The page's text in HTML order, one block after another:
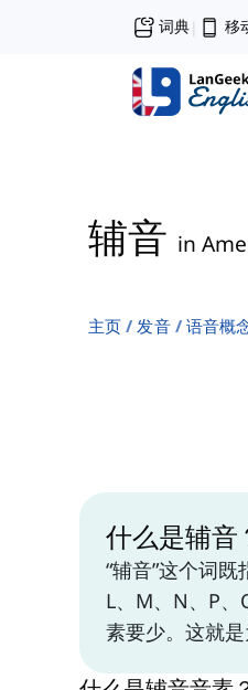
词典| 移
辅音 in
主页 发音 语音概
什么是辅音
“辅音”这个词
L、M、N、P、
素要少。这就